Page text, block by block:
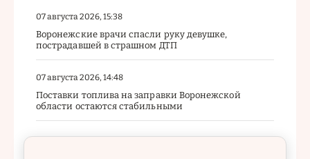
07 августа 2026, 15:38
Воронежские врачи спасли руку девушке,
пострадавшей в страшном ДТП
07 августа 2026, 14:48
Поставки топлива на заправки Воронежской
области остаются стабильными